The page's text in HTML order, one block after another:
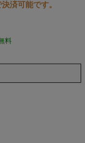
済可能です。
料